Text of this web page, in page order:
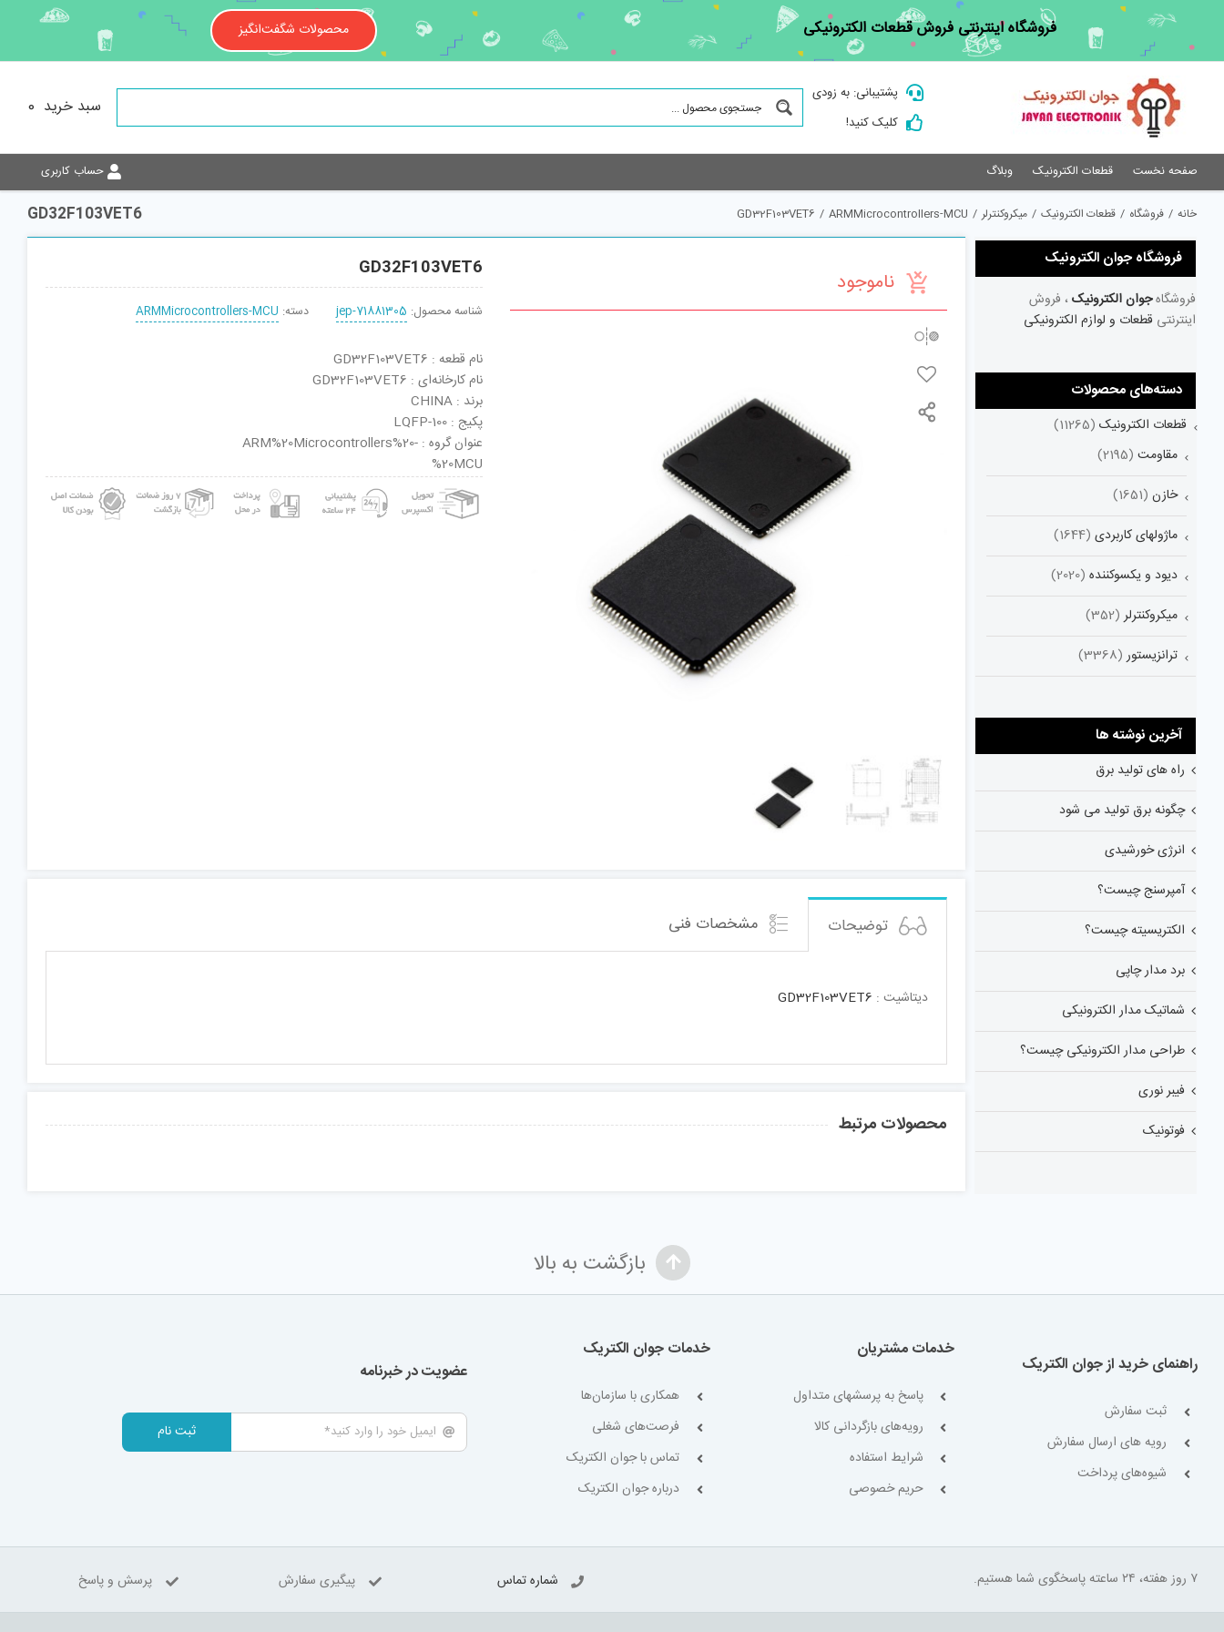
content
فروشگاه اینترنتی فروش قطعات الکترونیکی محصولات شگفت‌انگیز
پشتیبانی: به زودی
کلیک کنید!
سبد خرید 0
صفحه نخست قطعات الکترونیک وبلاگ حساب کاربری
GD32F103VET6 خانه / فروشگاه / قطعات الکترونیک / میکروکنترلر /
ARMMicrocontrollers-MCU
/
GD32F103VET6
ناموجود GD32F103VET6
شناسه محصول: jep-71881305 دسته: ARMMicrocontrollers-MCU
نام قطعه : GD32F103VET6
نام کارخانه‌ای : GD32F103VET6
برند : CHINA
پکیج : LQFP-100
عنوان گروه : ARM%20Microcontrollers%20-
%20MCU
توضیحات مشخصات فنی
دیتاشیت : GD32F103VET6
محصولات مرتبط
فروشگاه جوان الکترونیک
فروشگاهجوان الکترونیک ، فروش
اینترنتی قطعات و لوازم الکترونیکی
دسته‌های محصولات
قطعات الکترونیک (11265)
مقاومت (2195)
خازن (1651)
ماژولهای کاربردی (1644)
دیود و یکسوکننده (2020)
میکروکنترلر (352)
ترانزیستور (3368)
آخرین نوشته ها
راه های تولید برق
چگونه برق تولید می شود
انرژی خورشیدی
آمپرسنج چیست؟
الکتریسیته چیست؟
برد مدار چاپی
شماتیک مدار الکترونیکی
طراحی مدار الکترونیکی چیست؟
فیبر نوری
فوتونیک
بازگشت به بالا
راهنمای خرید از جوان الکتریک
ثبت سفارش
رویه های ارسال سفارش
شیوه‌های پرداخت
خدمات مشتریان
پاسخ به پرسشهای متداول
رویه‌های بازگردانی کالا
شرایط استفاده
حریم خصوصی
خدمات جوان الکتریک
همکاری با سازمان‌ها
فرصت‌های شغلی
تماس با جوان الکتریک
درباره جوان الکتریک
عضویت در خبرنامه
ثبت نام
۷ روز هفته، ۲۴ ساعته پاسخگوی شما هستیم. شماره تماس پیگیری سفارش پرسش و پاسخ